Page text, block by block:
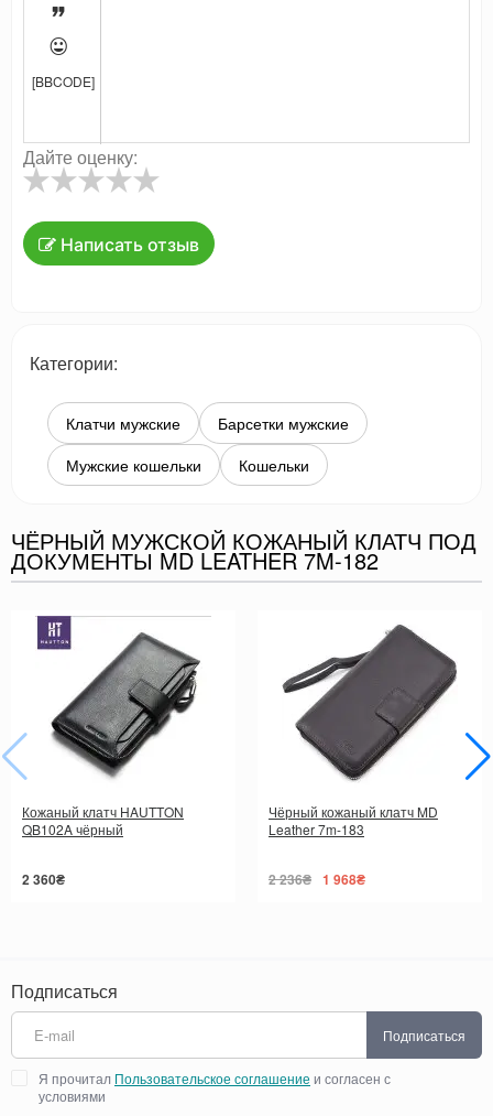


[BBCODE]
Дайте оценку:
Написать отзыв
Категории:
Клатчи мужские
Барсетки мужские
Мужские кошельки
Кошельки
ЧЁРНЫЙ МУЖСКОЙ КОЖАНЫЙ КЛАТЧ ПОД
ДОКУМЕНТЫ MD LEATHER 7M-182
Кожаный клатч HAUTTON
QB102A чёрный
2 360₴
Чёрный кожаный клатч MD
Leather 7m-183
2 236₴ 1 968₴
Подписаться
Подписаться
Я прочитал Пользовательское соглашение и согласен с
условиями